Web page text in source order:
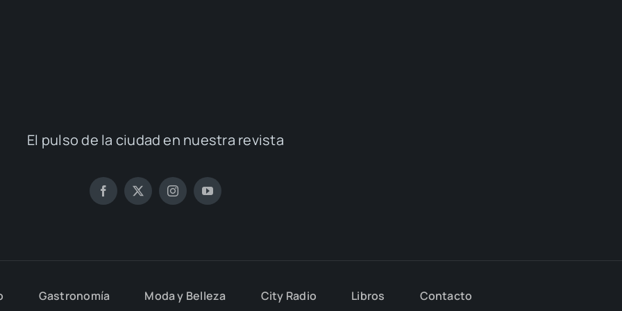
El pul­so de la ciu­dad en nues­tra revis­ta
Gas­tro­no­mía Moda y Belle­za City Radio Libros Con­tac­to